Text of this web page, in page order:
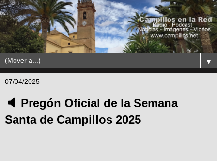
▼
07/04/2025
🔈 Pregón Oficial de la Semana
Santa de Campillos 2025